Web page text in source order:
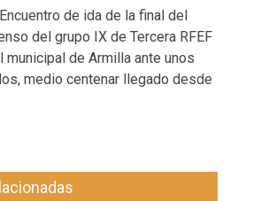
de ida de la final del
del grupo IX de Tercera RFEF
municipal de Armilla ante unos
medio centenar llegado desde